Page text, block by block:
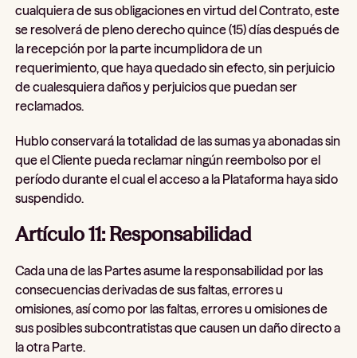
cualquiera de sus obligaciones en virtud del Contrato, este
se resolverá de pleno derecho quince (15) días después de
la recepción por la parte incumplidora de un
requerimiento, que haya quedado sin efecto, sin perjuicio
de cualesquiera daños y perjuicios que puedan ser
reclamados.
Hublo conservará la totalidad de las sumas ya abonadas sin
que el Cliente pueda reclamar ningún reembolso por el
período durante el cual el acceso a la Plataforma haya sido
suspendido.
Artículo 11: Responsabilidad
Cada una de las Partes asume la responsabilidad por las
consecuencias derivadas de sus faltas, errores u
omisiones, así como por las faltas, errores u omisiones de
sus posibles subcontratistas que causen un daño directo a
la otra Parte.